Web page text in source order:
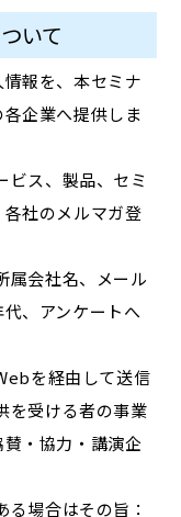
いて
報を、本セミナ
企業へ提供しま
ビス、製品、セミ
社のメルマガ登
属会社名、メール
、アンケートへ
を経由して送信
を受ける者の事業
・協力・講演企
場合はその旨：